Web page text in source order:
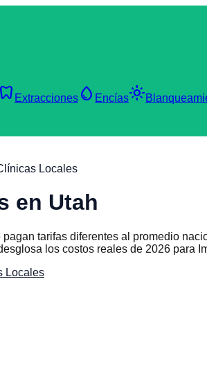
dentistry Extracciones water_drop Encíaslight_mode
Locales
en Utah
pagan tarifas diferentes al promedio
los costos reales de 2026 para
Locales